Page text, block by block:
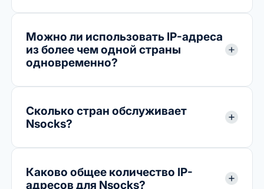
Можно ли использовать IP-адреса
из более чем одной страны
одновременно?
Сколько стран обслуживает
Nsocks?
Каково общее количество IP-
адресов для Nsocks?